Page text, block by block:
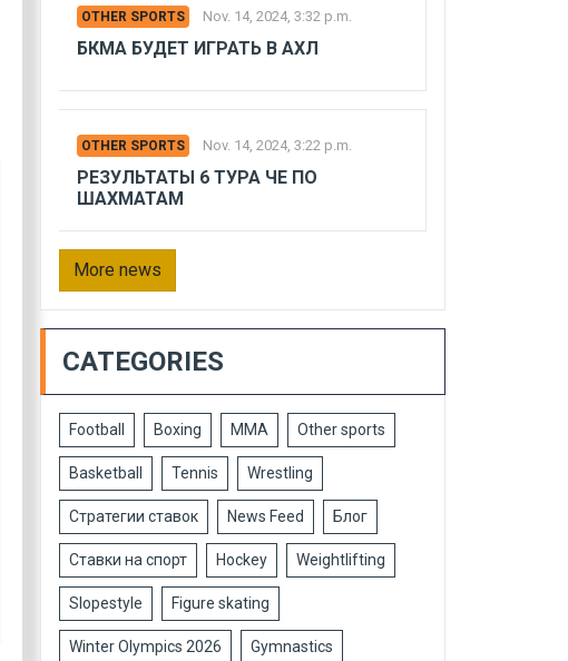
OTHER SPORTS Nov. 14, 2024, 3:32 p.m.
БКМА БУДЕТ ИГРАТЬ В АХЛ
OTHER SPORTS Nov. 14, 2024, 3:22 p.m.
РЕЗУЛЬТАТЫ 6 ТУРА ЧЕ ПО
ШАХМАТАМ
More news
CATEGORIES
Football Boxing MMA Other sports
Basketball Tennis Wrestling
Стратегии ставок News Feed Блог
Ставки на спорт Hockey Weightlifting
Slopestyle Figure skating
Winter Olympics 2026 Gymnastics